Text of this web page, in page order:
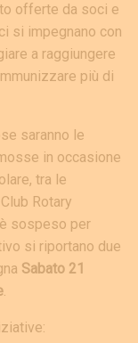
offerte da soci e
si impegnano con
a raggiungere
più di
saranno le
in occasione
tra le
Rotary
sospeso per
si riportano due
Sabato 21
.